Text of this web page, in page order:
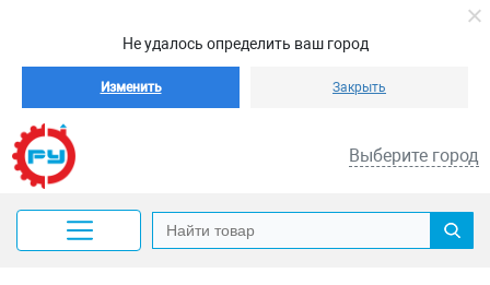
Не удалось определить ваш город
Изменить Закрыть
Выберите город